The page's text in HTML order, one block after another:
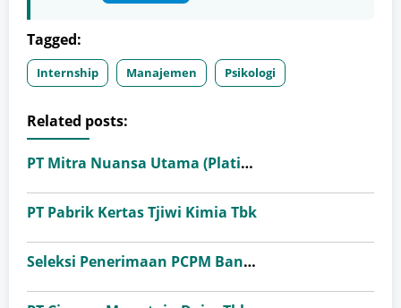
Tagged:
Internship Manajemen Psikologi
Related posts:
PT Mitra Nuansa Utama (Platinum Ceramics Group)
PT Pabrik Kertas Tjiwi Kimia Tbk
Seleksi Penerimaan PCPM Bank Indonesia Angkatan 41